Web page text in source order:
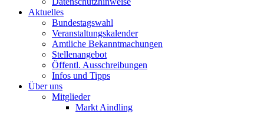
Aktuelles
Bundestagswahl
Veranstaltungskalender
Amtliche Bekanntmachungen
Stellenangebot
Öffentl. Ausschreibungen
Infos und Tipps
Über uns
Mitglieder
Markt Aindling